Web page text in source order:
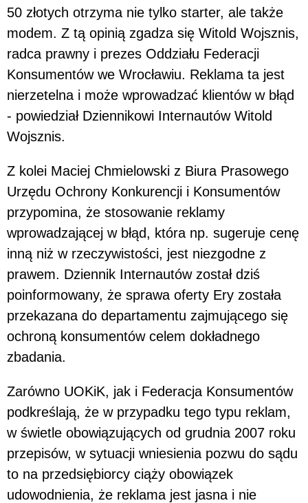
50 złotych otrzyma nie tylko starter, ale także
modem. Z tą opinią zgadza się Witold Wojsznis,
radca prawny i prezes Oddziału Federacji
Konsumentów we Wrocławiu. Reklama ta jest
nierzetelna i może wprowadzać klientów w błąd
- powiedział Dziennikowi Internautów Witold
Wojsznis.
Z kolei Maciej Chmielowski z Biura Prasowego
Urzędu Ochrony Konkurencji i Konsumentów
przypomina, że stosowanie reklamy
wprowadzającej w błąd, która np. sugeruje cenę
inną niż w rzeczywistości, jest niezgodne z
prawem. Dziennik Internautów został dziś
poinformowany, że sprawa oferty Ery została
przekazana do departamentu zajmującego się
ochroną konsumentów celem dokładnego
zbadania.
Zarówno UOKiK, jak i Federacja Konsumentów
podkreślają, że w przypadku tego typu reklam,
w świetle obowiązujących od grudnia 2007 roku
przepisów, w sytuacji wniesienia pozwu do sądu
to na przedsiębiorcy ciąży obowiązek
udowodnienia, że reklama jest jasna i nie